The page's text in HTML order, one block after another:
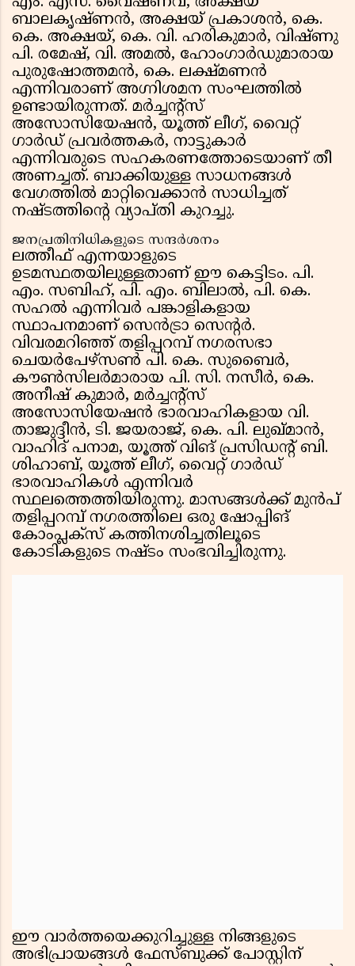
ബാലകൃഷ്ണൻ, അക്ഷയ് പ്രകാശൻ, കെ.
കെ. അക്ഷയ്, കെ. വി. ഹരികുമാർ, വിഷ്ണു
പി. രമേഷ്, വി. അമൽ, ഹോംഗാർഡുമാരായ
പുരുഷോത്തമൻ, കെ. ലക്ഷ്മണൻ
എന്നിവരാണ് അഗ്നിശമന സംഘത്തിൽ
ഉണ്ടായിരുന്നത്. മർച്ചൻ്റ്സ്
അസോസിയേഷൻ, യൂത്ത് ലീഗ്, വൈറ്റ്
ഗാർഡ് പ്രവർത്തകർ, നാട്ടുകാർ
എന്നിവരുടെ സഹകരണത്തോടെയാണ് തീ
അണച്ചത്. ബാക്കിയുള്ള സാധനങ്ങൾ
വേഗത്തിൽ മാറ്റിവെക്കാൻ സാധിച്ചത്
നഷ്ടത്തിൻ്റെ വ്യാപ്തി കുറച്ചു.
ജനപ്രതിനിധികളുടെ സന്ദർശനം
ലത്തീഫ് എന്നയാളുടെ
ഉടമസ്ഥതയിലുള്ളതാണ് ഈ കെട്ടിടം. പി.
എം. സബിഹ്, പി. എം. ബിലാൽ, പി. കെ.
സഹൽ എന്നിവർ പങ്കാളികളായ
സ്ഥാപനമാണ് സെൻട്രാ സെൻ്റർ.
വിവരമറിഞ്ഞ് തളിപ്പറമ്പ് നഗരസഭാ
ചെയർപേഴ്സൺ പി. കെ. സുബൈർ,
കൗൺസിലർമാരായ പി. സി. നസീർ, കെ.
അനീഷ് കുമാർ, മർച്ചൻ്റ്സ്
അസോസിയേഷൻ ഭാരവാഹികളായ വി.
താജുദ്ദീൻ, ടി. ജയരാജ്, കെ. പി. ലുഖ്മാൻ,
വാഹിദ് പനാമ, യൂത്ത് വിങ് പ്രസിഡൻ്റ് ബി.
ശിഹാബ്, യൂത്ത് ലീഗ്, വൈറ്റ് ഗാർഡ്
ഭാരവാഹികൾ എന്നിവർ
സ്ഥലത്തെത്തിയിരുന്നു. മാസങ്ങൾക്ക് മുൻപ്
തളിപ്പറമ്പ് നഗരത്തിലെ ഒരു ഷോപ്പിങ്
കോംപ്ലക്സ് കത്തിനശിച്ചതിലൂടെ
കോടികളുടെ നഷ്ടം സംഭവിച്ചിരുന്നു.
ഈ വാർത്തയെക്കുറിച്ചുള്ള നിങ്ങളുടെ
അഭിപ്രായങ്ങൾ ഫേസ്ബുക്ക് പോസ്റ്റിന്